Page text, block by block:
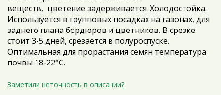
веществ, цветение задерживается. Холодостойка.
Используется в групповых посадках на газонах, для
заднего плана бордюров и цветников. В срезке
стоит 3-5 дней, срезается в полуроспуске.
Оптимальная для прорастания семян температура
почвы 18-22°С.
Заметили неточность в описании?